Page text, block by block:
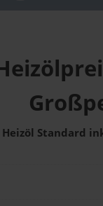
Heizöl Standard